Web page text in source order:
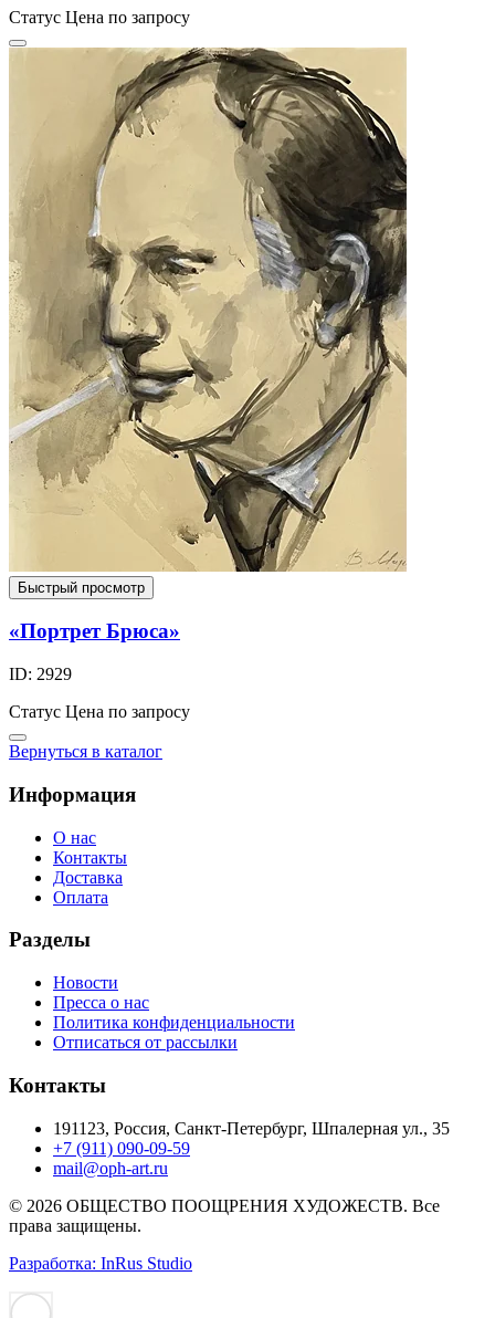
Статус Цена по запросу
Быстрый просмотр
«Портрет Брюса»
ID: 2929
Статус Цена по запросу
Вернуться в каталог
Информация
О нас
Контакты
Доставка
Оплата
Разделы
Новости
Пресса о нас
Политика конфиденциальности
Отписаться от рассылки
Контакты
191123, Россия, Санкт-Петербург, Шпалерная ул., 35
+7 (911) 090-09-59
mail@oph-art.ru
© 2026 ОБЩЕСТВО ПООЩРЕНИЯ ХУДОЖЕСТВ. Все
права защищены.
Разработка: InRus Studio